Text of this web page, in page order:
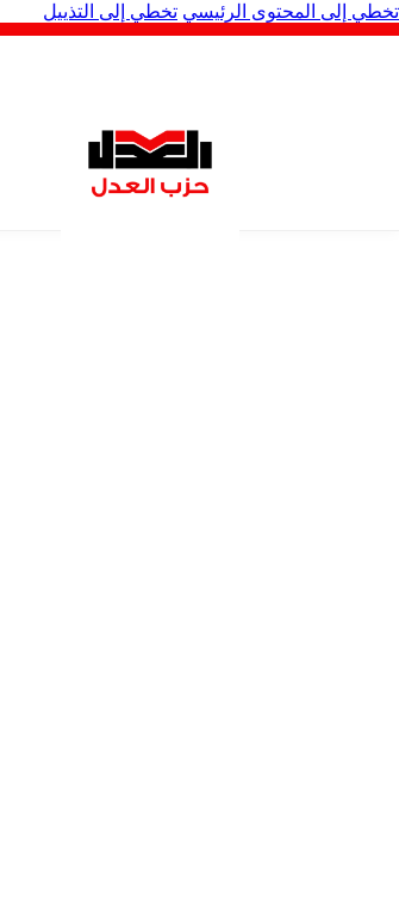
تخطي إلى المحتوى الرئيسي تخطي إلى التذييل